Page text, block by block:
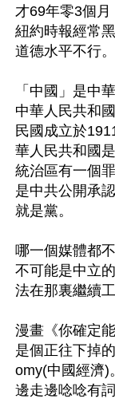
才69年零3個
紐約時報經常
道德水平不行。
「中國」是中
中華人民共和
民國成立於
華人民共和國
統治區有一個
是中共公開承
就是黨。
哪一個媒體都
不可能是中立
法在那裏繼續
漫畫《你確定
是個正往下掉
omy(中國經濟)
邊走邊唸唸有